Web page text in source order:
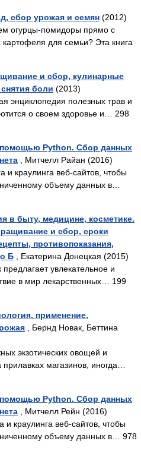
сбор урожая и семян (2012)
огурцы-помидоры прямо с
картофеля для семьи? Эта книга
и сбор, кулинарные
боли (2013)
энциклопедия полезных трав и
о своем здоровье и… 298
помощью Python. Сбор данных
, Митчелл Райан (2016)
и краулинга веб-сайтов, чтобы
объему данных в…
в быту, медицине, косметике.
и сбор, сроки
противопоказания,
Б , Екатерина Донецкая (2015)
увлекательное и
в мир лекарственных… 199
применение,
, Бернд Новак, Беттина
экзотических овощей и
магазинов, иногда…
помощью Python. Сбор данных
, Митчелл Рейн (2016)
и краулинга веб-сайтов, чтобы
объему данных в… 978